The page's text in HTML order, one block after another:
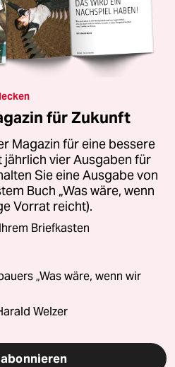
für Zukunft
Magazin für eine bessere
vier Ausgaben für
Sie eine Ausgabe von
Buch „Was wäre, wenn
Vorrat reicht).
Briefkasten
„Was wäre, wenn wir
Welzer